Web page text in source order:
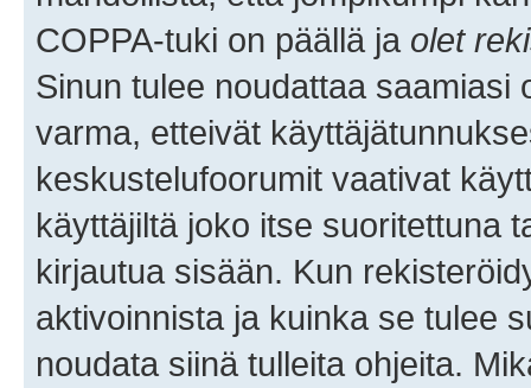
COPPA-tuki on päällä ja olet
Sinun tulee noudattaa saamiasi
varma, etteivät
keskustelufoorumit vaativat
käyttäjiltä joko itse suoritettuna
kirjautua sisään. Kun
aktivoinnista ja kuinka se tulee
noudata siinä tulleita ohjeita.